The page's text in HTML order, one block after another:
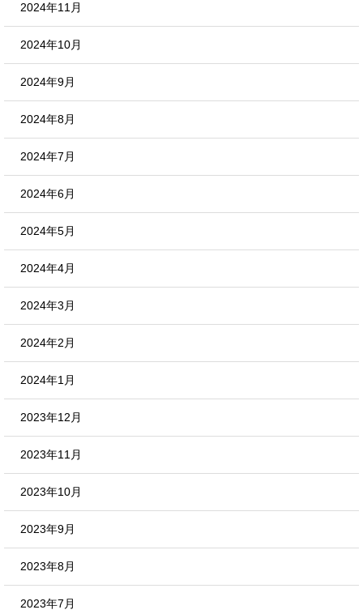
2024年11月
2024年10月
2024年9月
2024年8月
2024年7月
2024年6月
2024年5月
2024年4月
2024年3月
2024年2月
2024年1月
2023年12月
2023年11月
2023年10月
2023年9月
2023年8月
2023年7月